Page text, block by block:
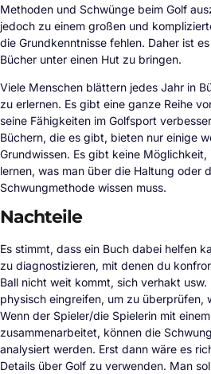
Methoden und Schwünge beim Golf
jedoch zu einem großen und
die Grundkenntnisse fehlen. Daher ist
Bücher unter einen Hut zu bringen.
Viele Menschen blättern jedes Jahr in
zu erlernen. Es gibt eine ganze Reihe
seine Fähigkeiten im Golfsport
Büchern, die es gibt, bieten nur einige
Grundwissen. Es gibt keine Möglichkeit,
lernen, was man über die Haltung oder
Schwungmethode wissen muss.
Nachteile
Es stimmt, dass ein Buch dabei helfen
zu diagnostizieren, mit denen du
Ball nicht weit kommt, sich verhakt
physisch eingreifen, um zu überprüfen,
Wenn der Spieler/die Spielerin mit
zusammenarbeitet, können die
analysiert werden. Erst dann wäre es
Details über Golf zu verwenden. Man